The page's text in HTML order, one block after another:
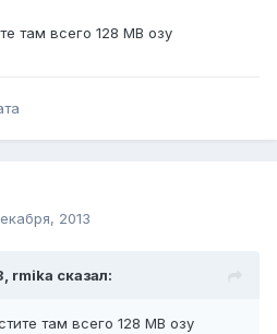
там всего 128 MB озу
2013
rmika сказал:
там всего 128 MB озу